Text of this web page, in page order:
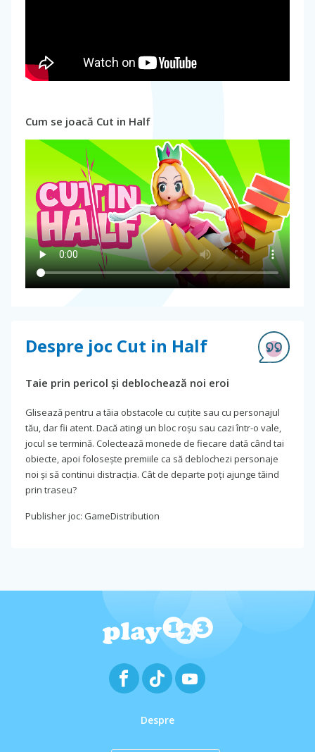
Cum se joacă Cut in Half
Despre joc Cut in Half
Taie prin pericol și deblochează noi eroi
Glisează pentru a tăia obstacole cu cuțite sau cu personajul
tău, dar fii atent. Dacă atingi un bloc roșu sau cazi într-o vale,
jocul se termină. Colectează monede de fiecare dată când tai
obiecte, apoi folosește premiile ca să deblochezi personaje
noi și să continui distracția. Cât de departe poți ajunge tăind
prin traseu?
Publisher joc: GameDistribution
Despre